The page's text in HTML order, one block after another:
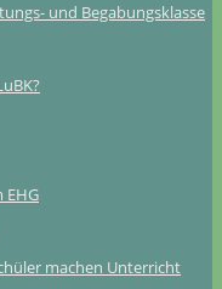
und Begabungsklasse
machen Unterricht